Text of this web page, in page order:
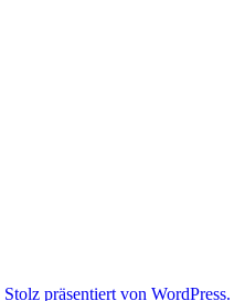
Stolz präsentiert von WordPress.